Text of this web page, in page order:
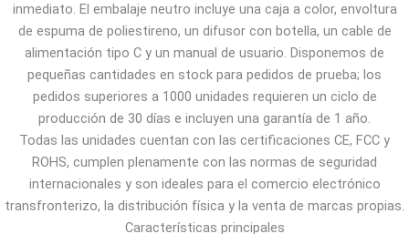
inmediato. El embalaje neutro incluye una caja a color, envoltura
de espuma de poliestireno, un difusor con botella, un cable de
alimentación tipo C y un manual de usuario. Disponemos de
pequeñas cantidades en stock para pedidos de prueba; los
pedidos superiores a 1000 unidades requieren un ciclo de
producción de 30 días e incluyen una garantía de 1 año.
Todas las unidades cuentan con las certificaciones CE, FCC y
ROHS, cumplen plenamente con las normas de seguridad
internacionales y son ideales para el comercio electrónico
transfronterizo, la distribución física y la venta de marcas propias.
Características principales